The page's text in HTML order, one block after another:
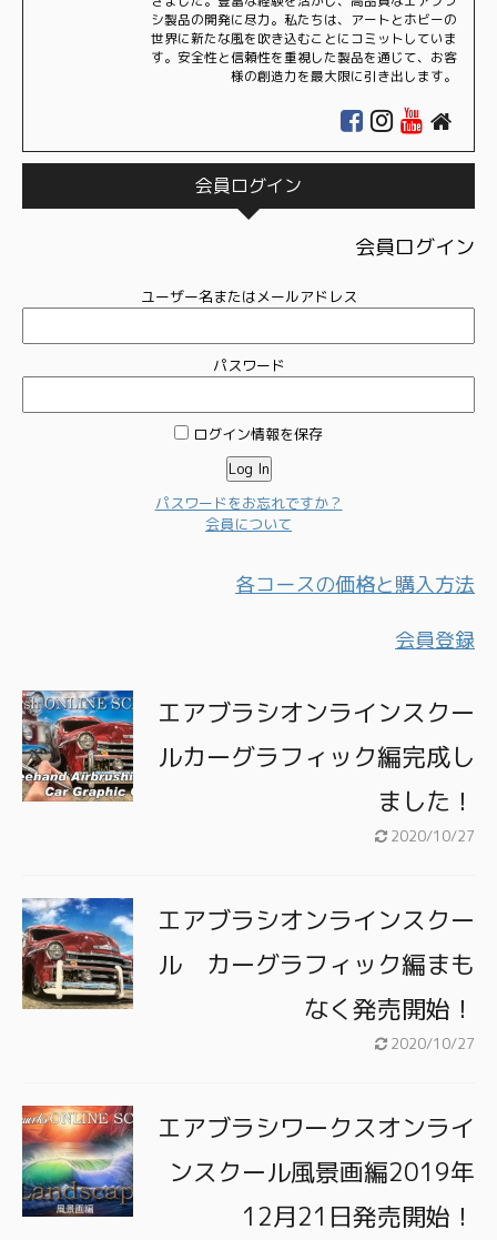
シ製品の開発に尽力。私たちは、アートとホビーの
世界に新たな風を吹き込むことにコミットしていま
す。安全性と信頼性を重視した製品を通じて、お客
様の創造力を最大限に引き出します。
会員ログイン
会員ログイン
ユーザー名またはメールアドレス
パスワード
ログイン情報を保存
パスワードをお忘れですか？
会員について
各コースの価格と購入方法
会員登録
エアブラシオンラインスクー
ルカーグラフィック編完成し
ました！
2020/10/27
エアブラシオンラインスクー
ル カーグラフィック編まも
なく発売開始！
2020/10/27
エアブラシワークスオンライ
ンスクール風景画編2019年
12月21日発売開始！